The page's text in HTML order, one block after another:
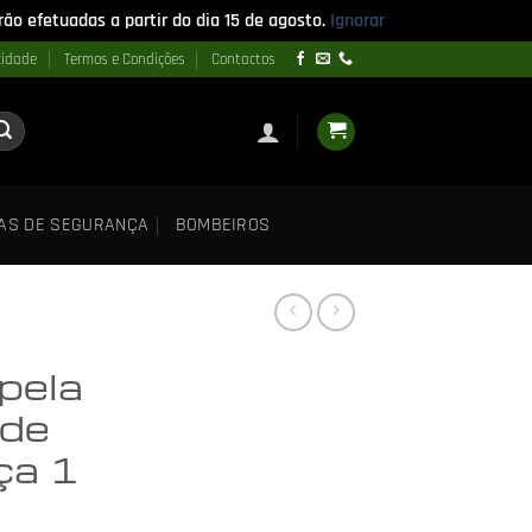
efetuadas a partir do dia 15 de agosto. Ignorar
Termos e Condições Contactos
DE SEGURANÇA BOMBEIROS
1